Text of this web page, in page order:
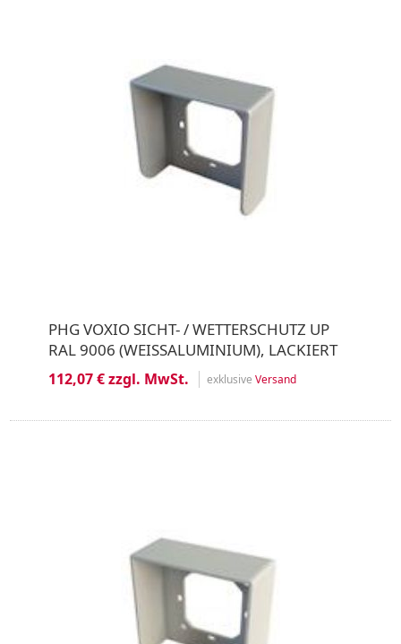
PHG VOXIO SICHT- / WETTERSCHUTZ UP
RAL 9006 (WEISSALUMINIUM), LACKIERT
112,07 € zzgl. MwSt. exklusive Versand